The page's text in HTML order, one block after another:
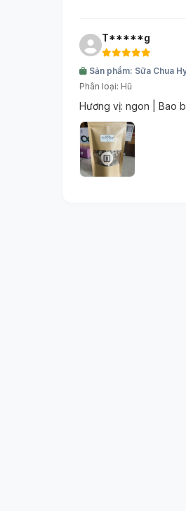
T*****g
Sản phẩm: Sữa Chua
Phân loại: Hũ
Hương vị: ngon | Bao